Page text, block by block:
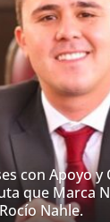
con Apoyo
que Marca
Nahle.